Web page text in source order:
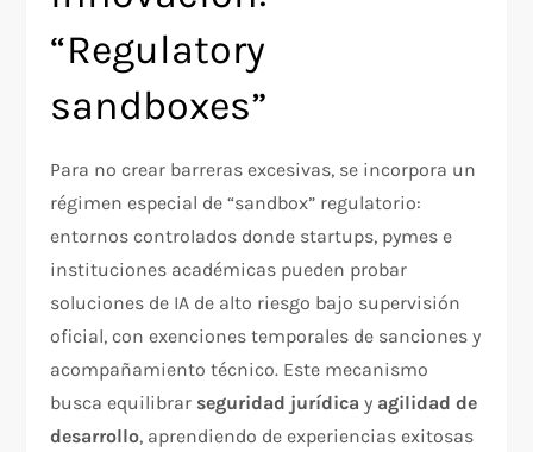
“Regulatory
sandboxes”
Para no crear barreras excesivas, se incorpora un
régimen especial de “sandbox” regulatorio:
entornos controlados donde startups, pymes e
instituciones académicas pueden probar
soluciones de IA de alto riesgo bajo supervisión
oficial, con exenciones temporales de sanciones y
acompañamiento técnico. Este mecanismo
busca equilibrar seguridad jurídica y agilidad de
desarrollo, aprendiendo de experiencias exitosas